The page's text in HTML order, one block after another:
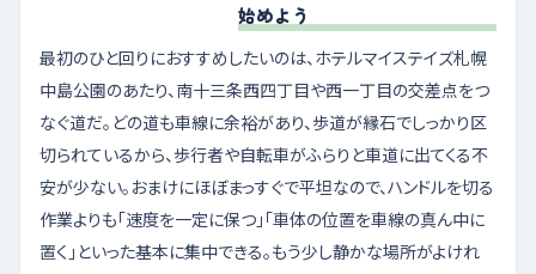
始めよう
最初のひと回りにおすすめしたいのは、ホテルマイステイズ札幌
中島公園のあたり、南十三条西四丁目や西一丁目の交差点をつ
なぐ道だ。どの道も車線に余裕があり、歩道が縁石でしっかり区
切られているから、歩行者や自転車がふらりと車道に出てくる不
安が少ない。おまけにほぼまっすぐで平坦なので、ハンドルを切る
作業よりも「速度を一定に保つ」「車体の位置を車線の真ん中に
置く」といった基本に集中できる。もう少し静かな場所がよけれ